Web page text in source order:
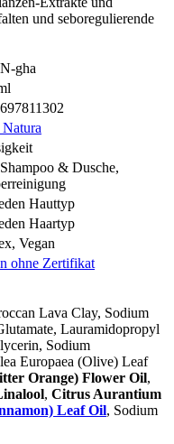
und seboregulierende
gha
& Dusche,
Hauttyp
Haartyp
Vegan
ohne Zertifikat
Lava Clay, Sodium
Lauramidopropyl
Sodium
Europaea (Olive) Leaf
Orange) Flower Oil,
, Citrus Aurantium
Leaf Oil, Sodium